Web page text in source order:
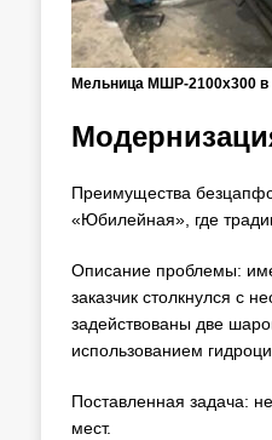
Мельница МШР-2100х300 в
Преимущества
«Юбилейная», где
Описание проблемы:
заказчик столкнулся с
задействованы две
использованием
Поставленная задача:
мест.